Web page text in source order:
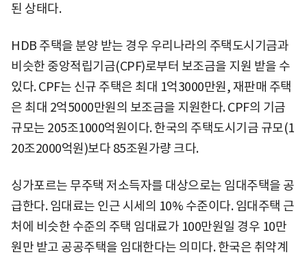
된 상태다.
HDB 주택을 분양 받는 경우 우리나라의 주택도시기금과
비슷한 중앙적립기금(CPF)로부터 보조금을 지원 받을 수
있다. CPF는 신규 주택은 최대 1억3000만원, 재판매 주택
은 최대 2억5000만원의 보조금을 지원한다. CPF의 기금
규모는 205조1000억원이다. 한국의 주택도시기금 규모(1
20조2000억원)보다 85조원가량 크다.
싱가포르는 무주택 저소득자를 대상으로는 임대주택을 공
급한다. 임대료는 인근 시세의 10% 수준이다. 임대주택 근
처에 비슷한 수준의 주택 임대료가 100만원일 경우 10만
원만 받고 공공주택을 임대한다는 의미다. 한국은 취약계